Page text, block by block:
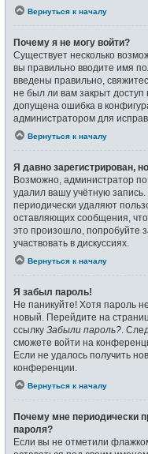
Вернуться к началу
Почему я не могу войти?
Существует несколько
вы правильно вводите имя
введены правильно,
не был ли вам закрыт
допущена ошибка в
администратором для
Вернуться к началу
Я давно зарегистрирован,
Возможно, администратор
удалил вашу учётную
периодически удаляют
оставляющих сообщения,
это произошло, попробуйте
участвовать в дискуссиях.
Вернуться к началу
Я забыл пароль!
Не паникуйте! Хотя пароль
новый. Перейдите на
ссылку Забыли пароль? .
сможете войти на
Если не удалось получить
конференции.
Вернуться к началу
Почему мне периодически
пароля?
Если вы не отметили